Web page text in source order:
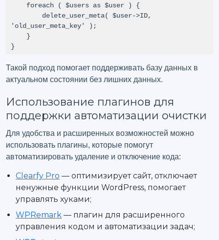
'old_user_meta_key' );
}
Такой подход помогает поддерживать базу данных в
актуальном состоянии без лишних данных.
Использование плагинов для
поддержки автоматизации очистки
Для удобства и расширенных возможностей можно
использовать плагины, которые помогут
автоматизировать удаление и отключение кода:
Clearfy Pro — оптимизирует сайт, отключает
ненужные функции WordPress, помогает
управлять хуками;
WPRemark — плагин для расширенного
управления кодом и автоматизации задач;